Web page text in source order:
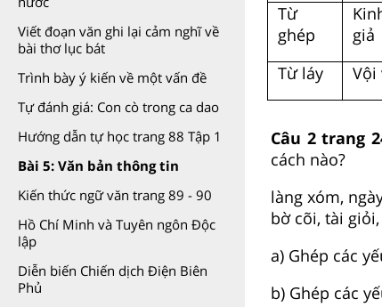
Viết đoạn văn ghi lại cảm nghĩ về
bài thơ lục bát
Trình bày ý kiến về một vấn đề
Tự đánh giá: Con cò trong ca dao
Hướng dẫn tự học trang 88 Tập 1
Bài 5: Văn bản thông tin
Kiến thức ngữ văn trang 89 - 90
Hồ Chí Minh và Tuyên ngôn Độc
lập
Diễn biến Chiến dịch Điện Biên
Phủ
Từ
ghép
giả
Từ láy
Vội
Câu 2 trang
cách nào?
làng xóm,
bờ cõi, tài
a) Ghép các
b) Ghép các